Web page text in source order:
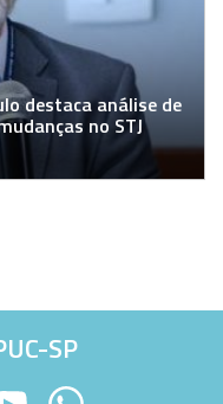
destaca análise de
no STJ
SP